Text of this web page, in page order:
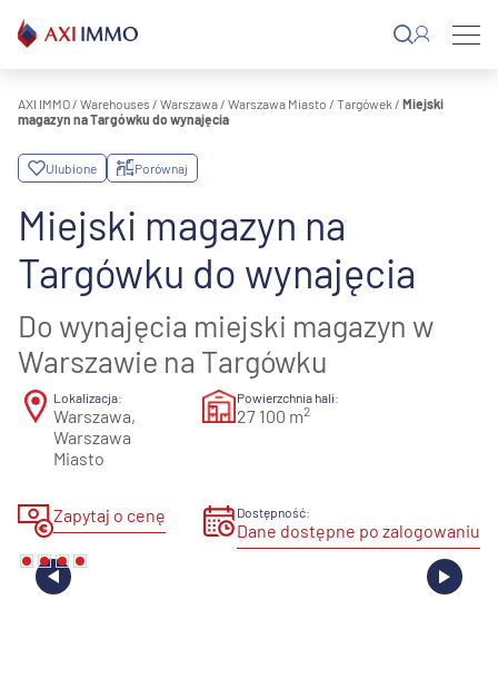
do
treści
AXI IMMO / Warehouses / Warszawa / Warszawa Miasto / Targówek / Miejski
magazyn na Targówku do wynajęcia
Ulubione Porównaj
Miejski magazyn na
Targówku do wynajęcia
Do wynajęcia miejski magazyn w
Warszawie na Targówku
Lokalizacja:
Warszawa,
Warszawa
Miasto
Powierzchnia hali:
27 100 m2
Zapytaj o cenę Dostępność:
Dane dostępne po zalogowaniu